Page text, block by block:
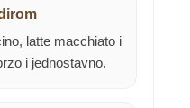
latte macchiato i
i jednostavno.